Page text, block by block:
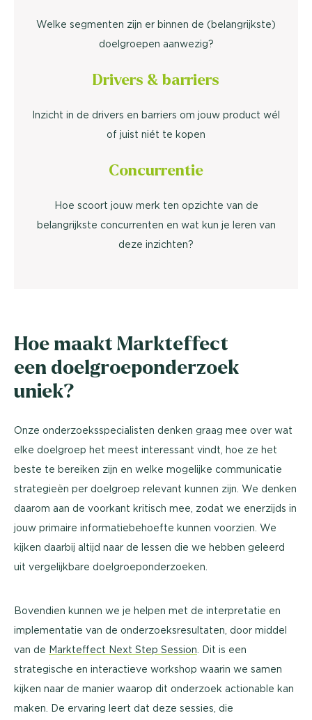
Welke segmenten zijn er binnen de (belangrijkste)
doelgroepen aanwezig?
Drivers & barriers
Inzicht in de drivers en barriers om jouw product wél
of juist niét te kopen
Concurrentie
Hoe scoort jouw merk ten opzichte van de
belangrijkste concurrenten en wat kun je leren van
deze inzichten?
Hoe maakt Markteffect
een doelgroeponderzoek
uniek?
Onze onderzoeksspecialisten denken graag mee over wat
elke doelgroep het meest interessant vindt, hoe ze het
beste te bereiken zijn en welke mogelijke communicatie
strategieën per doelgroep relevant kunnen zijn. We denken
daarom aan de voorkant kritisch mee, zodat we enerzijds in
jouw primaire informatiebehoefte kunnen voorzien. We
kijken daarbij altijd naar de lessen die we hebben geleerd
uit vergelijkbare doelgroeponderzoeken.
Bovendien kunnen we je helpen met de interpretatie en
implementatie van de onderzoeksresultaten, door middel
van de Markteffect Next Step Session . Dit is een
strategische en interactieve workshop waarin we samen
kijken naar de manier waarop dit onderzoek actionable kan
maken. De ervaring leert dat deze sessies, die